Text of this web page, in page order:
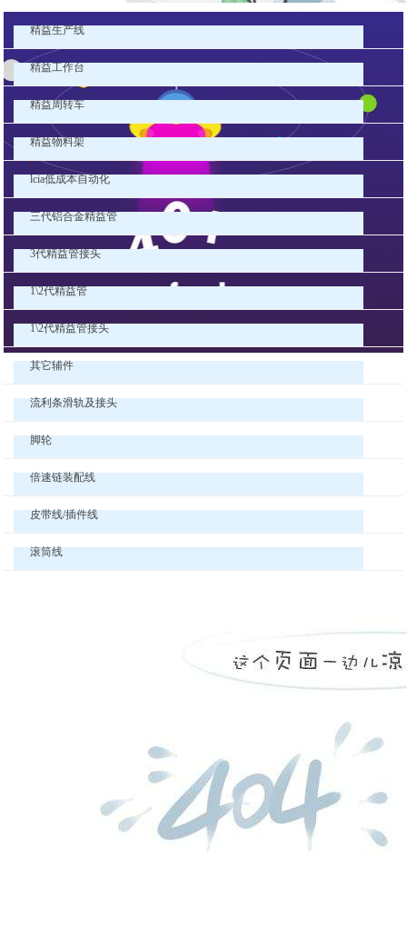
精益生产线
精益工作台
精益周转车
精益物料架
lcia低成本自动化
三代铝合金精益管
3代精益管接头
1\2代精益管
1\2代精益管接头
其它辅件
流利条滑轨及接头
脚轮
倍速链装配线
皮带线/插件线
滚筒线